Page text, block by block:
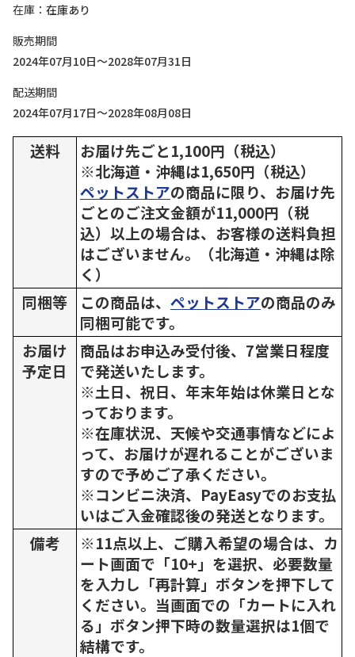
在庫
在庫あり
販売期間
2024年07月10日～2028年07月31日
配送期間
2024年07月17日～2028年08月08日
送料
お届け先ごと1,100円（税込）
※北海道・沖縄は1,650円（税込）
ペットストアの商品に限り、お届け先
ごとのご注文金額が11,000円（税
込）以上の場合は、お客様の送料負担
はございません。（北海道・沖縄は除
く）
同梱等
この商品は、 ペットストアの商品のみ
同梱可能です。
お届け
予定日
商品はお申込み受付後、7営業日程度
で発送いたします。
※土日、祝日、年末年始は休業日とな
っております。
※在庫状況、天候や交通事情などによ
って、お届けが遅れることがございま
すので予めご了承ください。
※コンビニ決済、PayEasyでのお支払
いはご入金確認後の発送となります。
備考
※11点以上、ご購入希望の場合は、カ
ート画面で「10+」を選択、必要数量
を入力し「再計算」ボタンを押下して
ください。当画面での「カートに入れ
る」ボタン押下時の数量選択は1個で
結構です。